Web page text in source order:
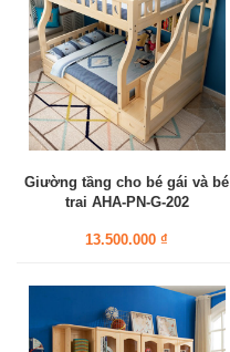
Giường tầng cho bé gái và bé
trai AHA-PN-G-202
13.500.000 ₫